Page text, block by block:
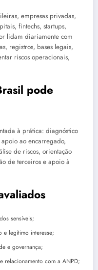
empresas privadas,
fintechs, startups,
lidam diariamente com
registros, bases legais,
riscos operacionais,
pode
à prática: diagnóstico
ao encarregado,
de riscos, orientação
de terceiros e apoio à
sensíveis;
e legítimo interesse;
e governança;
relacionamento com a ANPD;